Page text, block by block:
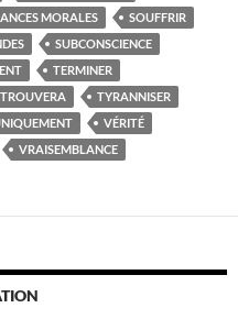
MORALES
SOUFFRIR
SUBCONSCIENCE
TERMINER
TROUVERA
TYRANNISER
VÉRITÉ
VRAISEMBLANCE